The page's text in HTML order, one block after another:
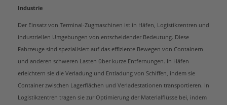
Industrie
Der Einsatz von Terminal-Zugmaschinen ist in Häfen, Logistikzentren und
industriellen Umgebungen von entscheidender Bedeutung. Diese
Fahrzeuge sind spezialisiert auf das effiziente Bewegen von Containern
und anderen schweren Lasten über kurze Entfernungen. In Häfen
erleichtern sie die Verladung und Entladung von Schiffen, indem sie
Container zwischen Lagerflächen und Verladestationen transportieren. In
Logistikzentren tragen sie zur Optimierung der Materialflüsse bei, indem